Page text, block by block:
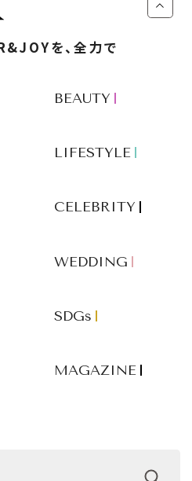
を、全力で
BEAUTY
LIFESTYLE
CELEBRITY
WEDDING
SDGs
MAGAZINE